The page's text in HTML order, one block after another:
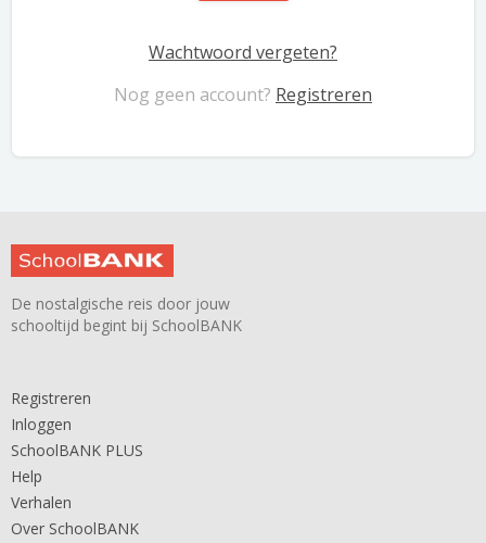
Wachtwoord vergeten?
Nog geen account? Registreren
De nostalgische reis door jouw
schooltijd begint bij SchoolBANK
Registreren
Inloggen
SchoolBANK PLUS
Help
Verhalen
Over SchoolBANK